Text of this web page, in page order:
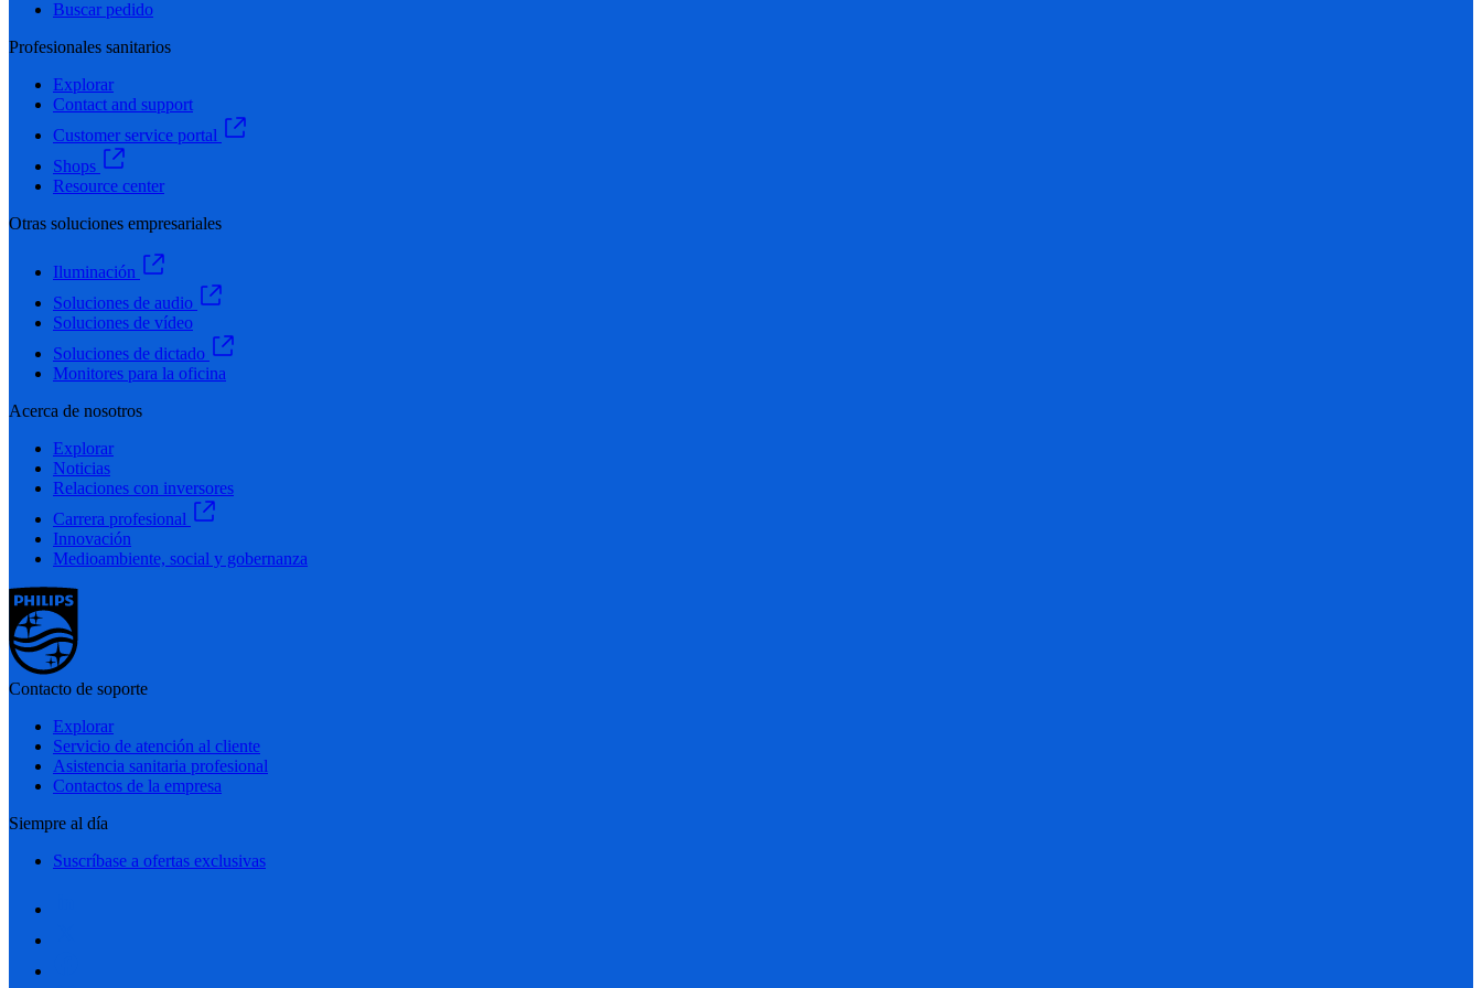
Buscar pedido
Profesionales sanitarios
Explorar
Contact and support
Customer service portal
Shops
Resource center
Otras soluciones empresariales
Iluminación
Soluciones de audio
Soluciones de vídeo
Soluciones de dictado
Monitores para la oficina
Acerca de nosotros
Explorar
Noticias
Relaciones con inversores
Carrera profesional
Innovación
Medioambiente, social y gobernanza
Contacto de soporte
Explorar
Servicio de atención al cliente
Asistencia sanitaria profesional
Contactos de la empresa
Siempre al día
Suscríbase a ofertas exclusivas